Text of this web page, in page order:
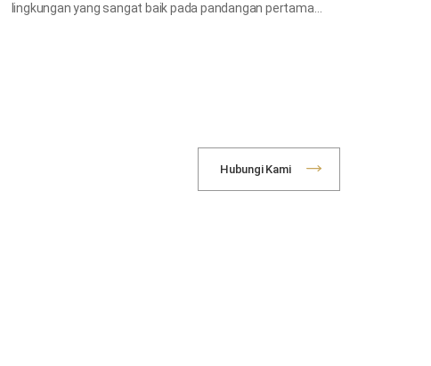
lingkungan yang sangat baik pada pandangan pertama…
Hubungi Kami